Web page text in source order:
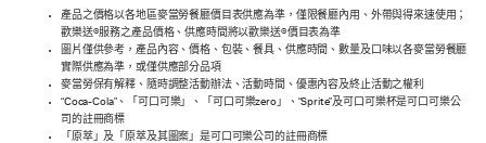
產品之價格以各地區麥當勞餐廳價目表供應為準，僅限餐廳內用、外帶與得來速使用；
歡樂送®服務之產品價格、供應時間將以歡樂送®價目表為準
圖片僅供參考，產品內容、價格、包裝、餐具、供應時間、數量及口味以各麥當勞餐廳
實際供應為準，或僅供應部分品項
麥當勞保有解釋、隨時調整活動辦法、活動時間、優惠內容及終止活動之權利
“Coca-Cola”、「可口可樂」、「可口可樂zero」、“Sprite”及可口可樂杯是可口可樂公
司的註冊商標
「原萃」及「原萃及其圖案」是可口可樂公司的註冊商標